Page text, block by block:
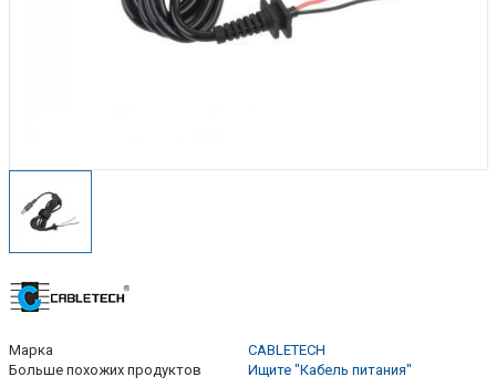
Марка
CABLETECH
Больше похожих продуктов
Ищите "Кабель питания"